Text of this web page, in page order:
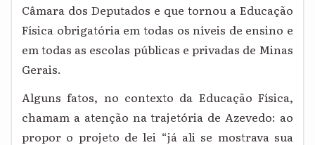
Câmara dos Deputados e que tornou a Educação
Física obrigatória em todas os níveis de ensino e
em todas as escolas públicas e privadas de Minas
Gerais.
Alguns fatos, no contexto da Educação Física,
chamam a atenção na trajetória de Azevedo: ao
propor o projeto de lei “já ali se mostrava sua